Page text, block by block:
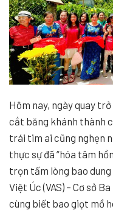
Hôm nay, ngày quay
cắt băng khánh thành
trái tim ai cũng nghẹn
thực sự đã “hóa tâm
trọn tấm lòng bao
Việt Úc (VAS) – Cơ sở
cùng biết bao giọt mồ